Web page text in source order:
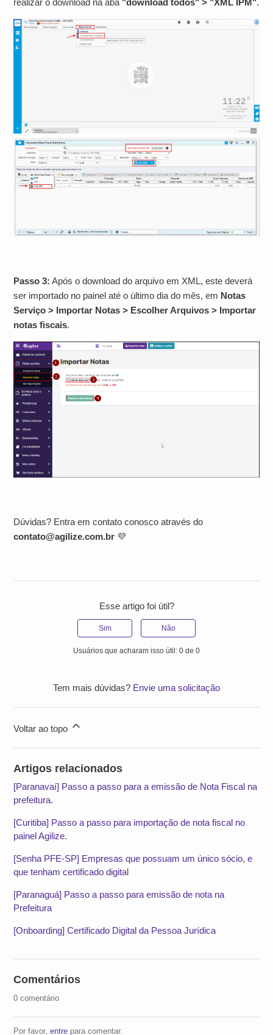
Passo 3: Após o download do arquivo em XML, este deverá
ser importado no painel até o último dia do mês, em Notas
Serviço > Importar Notas > Escolher Arquivos > Importar
notas fiscais.
Dúvidas? Entra em contato conosco através do
contato@agilize.com.br 💜
Esse artigo foi útil?
Sim Não
Usuários que acharam isso útil: 0 de 0
Tem mais dúvidas? Envie uma solicitação
Voltar ao topo
Artigos relacionados
[Paranavaí] Passo a passo para a emissão de Nota Fiscal na
prefeitura.
[Curitiba] Passo a passo para importação de nota fiscal no
painel Agilize.
[Senha PFE-SP] Empresas que possuam um único sócio, e
que tenham certificado digital
[Paranaguá] Passo a passo para emissão de nota na
Prefeitura
[Onboarding] Certificado Digital da Pessoa Jurídica
Comentários
0 comentário
Por favor,entre para comentar.